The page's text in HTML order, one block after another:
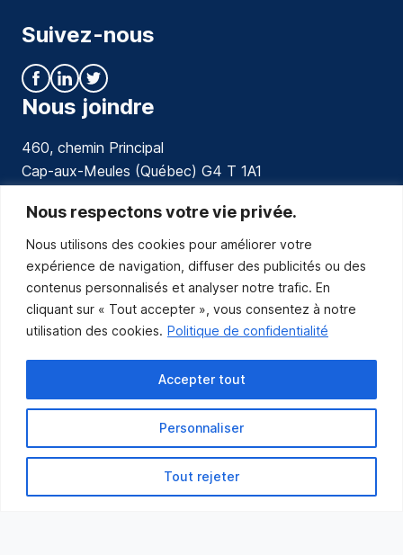
Nous respectons votre vie privée.
Nous utilisons des cookies pour améliorer votre
expérience de navigation, diffuser des publicités ou des
contenus personnalisés et analyser notre trafic. En
cliquant sur « Tout accepter », vous consentez à notre
utilisation des cookies. Politique de confidentialité
Personnaliser
Tout rejeter
Accepter tout
Suivez-nous
Nous joindre
460, chemin Principal
Cap-aux-Meules (Québec) G4 T 1A1
communications@muniles.ca
418 986-3100
Composez le 1 en tout temps pour toutes urgences.
Abonnez-vous
Abonnez-vous pour recevoir les nouvelles
de la Municipalité par courriel.